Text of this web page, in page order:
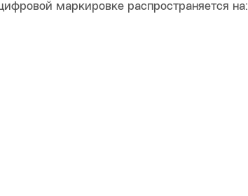
маркировке распространяется на: